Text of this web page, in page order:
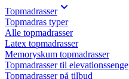
Topmadrasser
Topmadras typer
Alle topmadrasser
Latex topmadrasser
Memoryskum topmadrasser
Topmadrasser til elevationssenge
Topmadrasser på tilbud